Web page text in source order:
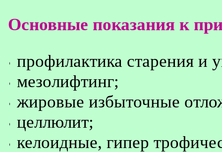
Основные показания к
профилактика старения и
мезолифтинг;
жировые избыточные
целлюлит;
келоидные, гипер